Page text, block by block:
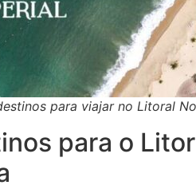
para viajar no Litoral
para o